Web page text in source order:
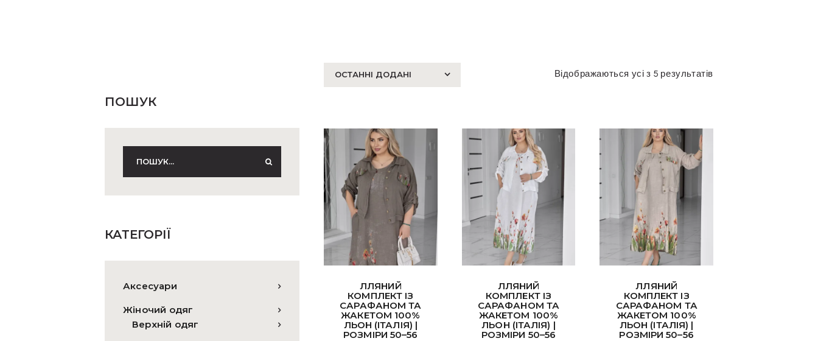
Відображаються усі з 5 результатів
ЛЛЯНИЙ
КОМПЛЕКТ ІЗ
САРАФАНОМ ТА
ЖАКЕТОМ 100%
ЛЬОН (ІТАЛІЯ) |
РОЗМІРИ 50–56
ЛЛЯНИЙ
КОМПЛЕКТ ІЗ
САРАФАНОМ ТА
ЖАКЕТОМ 100%
ЛЬОН (ІТАЛІЯ) |
РОЗМІРИ 50–56
ЛЛЯНИЙ
КОМПЛЕКТ ІЗ
САРАФАНОМ ТА
ЖАКЕТОМ 100%
ЛЬОН (ІТАЛІЯ) |
РОЗМІРИ 50–56
ПОШУК
КАТЕГОРІЇ
Аксесуари
Жіночий одяг
Верхній одяг